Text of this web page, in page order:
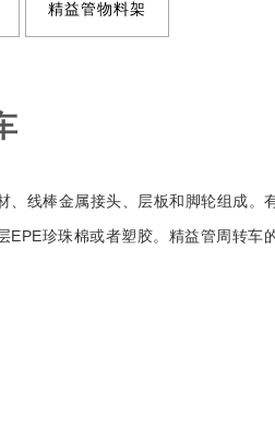
精益管物料架
、线棒金属接头、层板和脚轮组成。
EPE珍珠棉或者塑胶。精益管周转车